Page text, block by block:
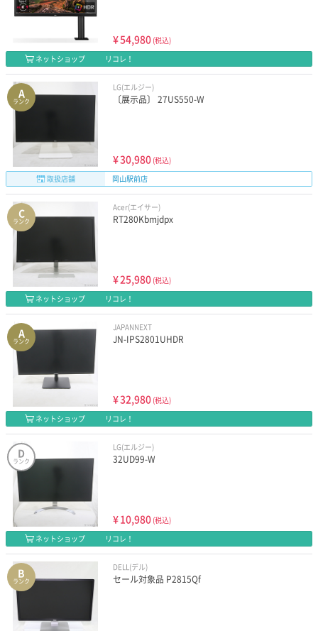
¥54,980 (税込)
ネットショップ
リコレ！
A
ランク
LG(エルジー)
〔展示品〕 27US550-W
¥30,980 (税込)
取扱店舗
岡山駅前店
C
ランク
Acer(エイサー)
RT280Kbmjdpx
¥25,980 (税込)
ネットショップ
リコレ！
A
ランク
JAPANNEXT
JN-IPS2801UHDR
¥32,980 (税込)
ネットショップ
リコレ！
D
ランク
LG(エルジー)
32UD99-W
¥10,980 (税込)
ネットショップ
リコレ！
B
ランク
DELL(デル)
セール対象品 P2815Qf